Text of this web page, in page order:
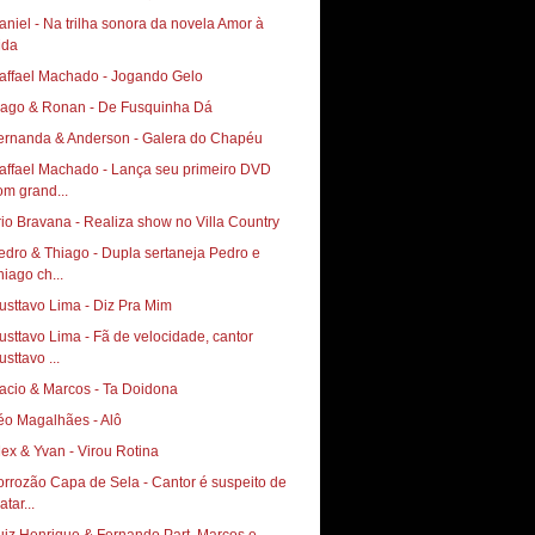
- Na trilha sonora da novela Amor à
Machado - Jogando Gelo
& Ronan - De Fusquinha Dá
& Anderson - Galera do Chapéu
Machado - Lança seu primeiro DVD
grand...
Bravana - Realiza show no Villa Country
& Thiago - Dupla sertaneja Pedro e
ch...
Lima - Diz Pra Mim
Lima - Fã de velocidade, cantor
...
& Marcos - Ta Doidona
Magalhães - Alô
& Yvan - Virou Rotina
Capa de Sela - Cantor é suspeito de